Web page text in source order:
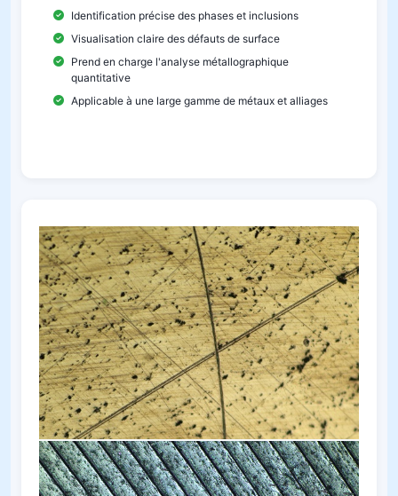
Identification précise des phases et inclusions
Visualisation claire des défauts de surface
Prend en charge l'analyse métallographique
quantitative
Applicable à une large gamme de métaux et alliages